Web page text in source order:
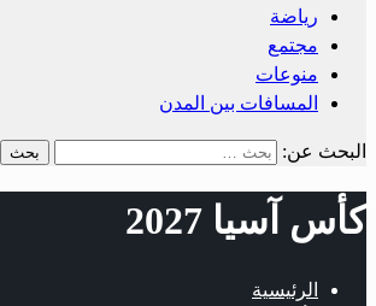
رياضة
مجتمع
منوعات
المسافات بين المدن
البحث عن:
كأس آسيا 2027
الرئيسية